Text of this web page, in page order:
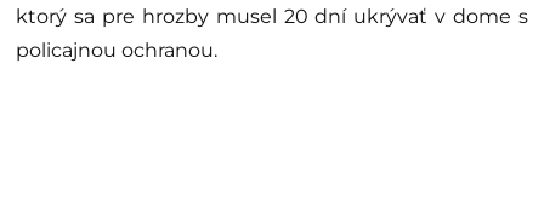
ktorý sa pre hrozby musel 20 dní ukrývať v dome s
policajnou ochranou.